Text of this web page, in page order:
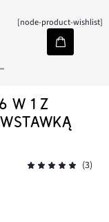
[node-product-wishlist]
W 1 Z
(3)